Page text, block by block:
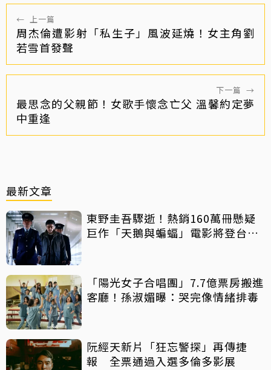
← 上一篇
周杰倫遭影射「私生子」風波延燒！女主角劉
若雪首發聲
下一篇 →
最思念的父親節！女歌手懷念亡父 溫馨約定夢
中重逢
最新文章
東野圭吾驟逝！熱銷160萬冊懸疑
巨作「天鵝與蝙蝠」電影將登台上
「陽光女子合唱團」7.7億票房搬進
客廳！孫淑媚曝：哭完像情緒排毒
阮經天新片「狂忘警探」再傳捷
報 全票通過入選多倫多影展